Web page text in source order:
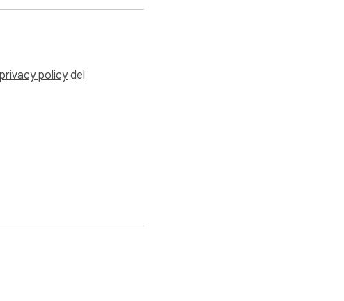
privacy policydel